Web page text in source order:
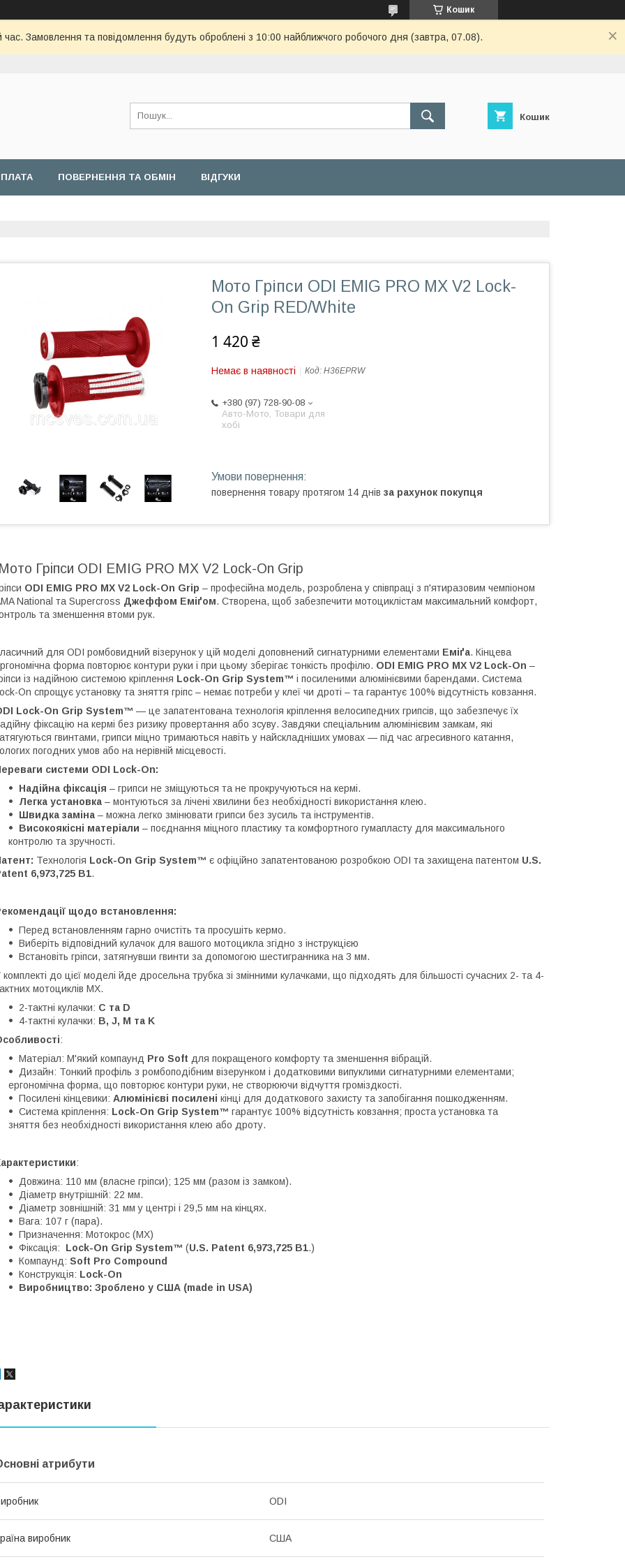
Кошик
час. Замовлення та повідомлення будуть оброблені з 10:00 найближчого робочого дня (завтра, 07.08).
Кошик
ПОВЕРНЕННЯ ТА ОБМІН ВІДГУКИ
Мото Гріпси ODI EMIG PRO MX V2 Lock-
On Grip RED/White
1 420 ₴
Немає в наявності Код: H36EPRW
+380 (97) 728-90-08
Авто-Мото, Товари для
хобі
повернення товару протягом 14 днів за рахунок покупця
Гріпси ODI EMIG PRO MX V2 Lock-On Grip
ODI EMIG PRO MX V2 Lock-On Grip – професійна модель, розроблена у співпраці з п'ятиразовим чемпіоном
National та Supercross Джеффом Еміґом. Створена, щоб забезпечити мотоциклістам максимальний комфорт,
та зменшення втоми рук.
для ODI ромбовидний візерунок у цій моделі доповнений сигнатурними елементами Еміґа. Кінцева
форма повторює контури руки і при цьому зберігає тонкість профілю. ODI EMIG PRO MX V2 Lock-On –
із надійною системою кріплення Lock-On Grip System™ і посиленими алюмінієвими барендами. Система
On спрощує установку та зняття гріпс – немає потреби у клеї чи дроті – та гарантує 100% відсутність ковзання.
Lock-On Grip System™ — це запатентована технологія кріплення велосипедних грипсів, що забезпечує їх
фіксацію на кермі без ризику провертання або зсуву. Завдяки спеціальним алюмінієвим замкам, які
гвинтами, грипси міцно тримаються навіть у найскладніших умовах — під час агресивного катання,
погодних умов або на нерівній місцевості.
системи ODI Lock-On:
Надійна фіксація – грипси не зміщуються та не прокручуються на кермі.
Легка установка – монтуються за лічені хвилини без необхідності використання клею.
Швидка заміна – можна легко змінювати грипси без зусиль та інструментів.
Високоякісні матеріали – поєднання міцного пластику та комфортного гумапласту для максимального
контролю та зручності.
Технологія Lock-On Grip System™ є офіційно запатентованою розробкою ODI та захищена патентом U.S.
6,973,725 B1.
щодо встановлення:
Перед встановленням гарно очистіть та просушіть кермо.
Виберіть відповідний кулачок для вашого мотоцикла згідно з інструкцією
Встановіть гріпси, затягнувши гвинти за допомогою шестигранника на 3 мм.
комплекті до цієї моделі йде дросельна трубка зі змінними кулачками, що підходять для більшості сучасних 2- та 4-
мотоциклів MX.
2-тактні кулачки: C та D
4-тактні кулачки: B, J, М та K
:
Матеріал: М'який компаунд Pro Soft для покращеного комфорту та зменшення вібрацій.
Дизайн: Тонкий профіль з ромбоподібним візерунком і додатковими випуклими сигнатурними елементами;
ергономічна форма, що повторює контури руки, не створюючи відчуття громіздкості.
Посилені кінцевики: Алюмінієві посилені кінці для додаткового захисту та запобігання пошкодженням.
Система кріплення: Lock-On Grip System™ гарантує 100% відсутність ковзання; проста установка та
зняття без необхідності використання клею або дроту.
:
Довжина: 110 мм (власне гріпси); 125 мм (разом із замком).
Діаметр внутрішній: 22 мм.
Діаметр зовнішній: 31 мм у центрі і 29,5 мм на кінцях.
Вага: 107 г (пара).
Призначення: Мотокрос (MX)
Фіксація: Lock-On Grip System™ (U.S. Patent 6,973,725 B1.)
Компаунд: Soft Pro Compound
Конструкція: Lock-On
Виробництво: Зроблено у США (made in USA)
атрибути
ODI
виробник США